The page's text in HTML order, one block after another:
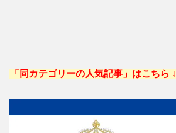
「同カテゴリーの人気記事」はこちら ↓